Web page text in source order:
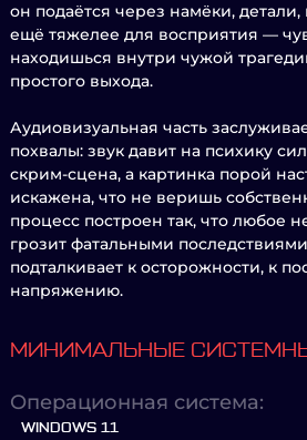
он подаётся через намёки,
ещё тяжелее для восприятия —
находишься внутри чужой
простого выхода.
Аудиовизуальная часть
похвалы: звук давит на психику
скрим-сцена, а картинка порой
искажена, что не веришь
процесс построен так, что любое
грозит фатальными
подталкивает к осторожности, к
напряжению.
МИНИМАЛЬНЫЕ
Операционная система:
WINDOWS 11